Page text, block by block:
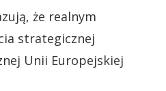
że realnym
strategicznej
Unii Europejskiej